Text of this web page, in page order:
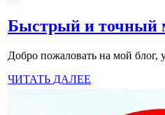
Быстрый и точный
Добро пожаловать на мой блог,
ЧИТАТЬ ДАЛЕЕ